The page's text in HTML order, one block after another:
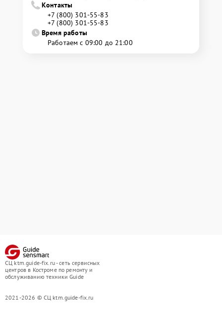
Контакты
+7 (800) 301-55-83
+7 (800) 301-55-83
Время работы
Работаем с 09:00 до 21:00
СЦ ktm.guide-fix.ru - сеть сервисных
центров в Костроме по ремонту и
обслуживанию техники Guide
2021-2026 © СЦ ktm.guide-fix.ru